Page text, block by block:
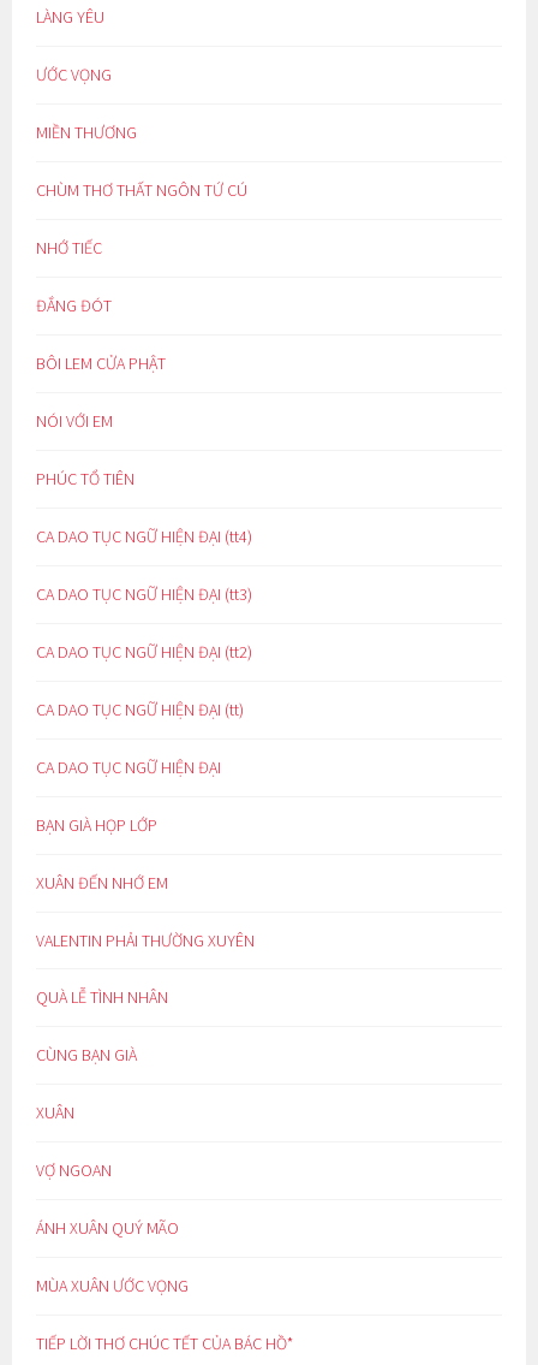
LÀNG YÊU
ƯỚC VỌNG
MIỀN THƯƠNG
CHÙM THƠ THẤT NGÔN TỨ CÚ
NHỚ TIẾC
ĐẮNG ĐÓT
BÔI LEM CỬA PHẬT
NÓI VỚI EM
PHÚC TỔ TIÊN
CA DAO TỤC NGỮ HIỆN ĐẠI (tt4)
CA DAO TỤC NGỮ HIỆN ĐẠI (tt3)
CA DAO TỤC NGỮ HIỆN ĐẠI (tt2)
CA DAO TỤC NGỮ HIỆN ĐẠI (tt)
CA DAO TỤC NGỮ HIỆN ĐẠI
BẠN GIÀ HỌP LỚP
XUÂN ĐẾN NHỚ EM
VALENTIN PHẢI THƯỜNG XUYÊN
QUÀ LỄ TÌNH NHÂN
CÙNG BẠN GIÀ
XUÂN
VỢ NGOAN
ÁNH XUÂN QUÝ MÃO
MÙA XUÂN ƯỚC VỌNG
TIẾP LỜI THƠ CHÚC TẾT CỦA BÁC HỒ*